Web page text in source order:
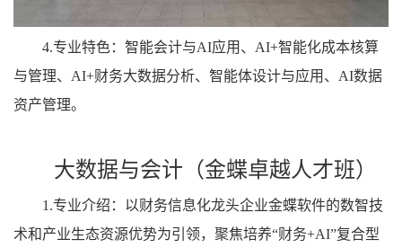
4.专业特色：智能会计与AI应用、AI+智能化成本核算
与管理、AI+财务大数据分析、智能体设计与应用、AI数据
资产管理。
大数据与会计（金蝶卓越人才班）
1.专业介绍：以财务信息化龙头企业金蝶软件的数智技
术和产业生态资源优势为引领，聚焦培养“财务+AI”复合型